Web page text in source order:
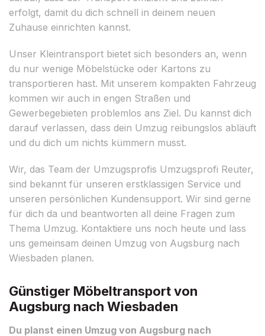
erfolgt, damit du dich schnell in deinem neuen
Zuhause einrichten kannst.
Unser Kleintransport bietet sich besonders an, wenn
du nur wenige Möbelstücke oder Kartons zu
transportieren hast. Mit unserem kompakten Fahrzeug
kommen wir auch in engen Straßen und
Gewerbegebieten problemlos ans Ziel. Du kannst dich
darauf verlassen, dass dein Umzug reibungslos abläuft
und du dich um nichts kümmern musst.
Wir, das Team der Umzugsprofis Umzugsprofi Reuter,
sind bekannt für unseren erstklassigen Service und
unseren persönlichen Kundensupport. Wir sind gerne
für dich da und beantworten all deine Fragen zum
Thema Umzug. Kontaktiere uns noch heute und lass
uns gemeinsam deinen Umzug von Augsburg nach
Wiesbaden planen.
Günstiger Möbeltransport von
Augsburg nach Wiesbaden
Du planst einen Umzug von Augsburg nach